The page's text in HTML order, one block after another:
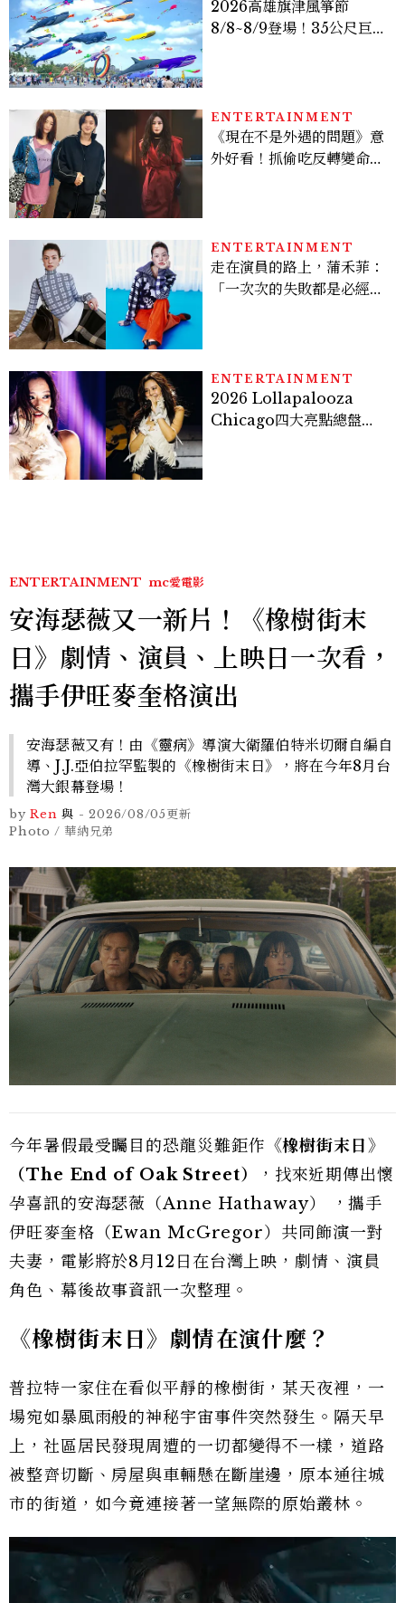
2026高雄旗津風箏節
8/8~8/9登場！35公尺巨大
ENTERTAINMENT
《現在不是外遇的問題》意
外好看！抓偷吃反轉變命
看點懶人包
ENTERTAINMENT
走在演員的路上，蒲禾菲：
「一次次的失敗都是必經過
ENTERTAINMENT
2026 Lollapalooza
Chicago四大亮點總盤
ENTERTAINMENT mc愛電影
安海瑟薇又一新片！《橡樹街末
日》劇情、演員、上映日一次看，
攜手伊旺麥奎格演出
安海瑟薇又有！由《靈病》導演大衛羅伯特米切爾自編自
導、J.J.亞伯拉罕監製的《橡樹街末日》，將在今年8月台
灣大銀幕登場！
by Ren與 -2026/08/05更新
Photo / 華納兄弟
今年暑假最受矚目的恐龍災難鉅作 《橡樹街末日》
（The End of Oak Street）
，找來近期傳出懷
孕喜訊的安海瑟薇（Anne Hathaway） ，攜手
伊旺麥奎格（Ewan McGregor）共同飾演一對
夫妻，電影將於8月12日在台灣上映，劇情、演員
角色、幕後故事資訊一次整理。
《橡樹街末日》劇情在演什麼？
普拉特一家住在看似平靜的橡樹街，某天夜裡，一
場宛如暴風雨般的神秘宇宙事件突然發生。隔天早
上，社區居民發現周遭的一切都變得不一樣，道路
被整齊切斷、房屋與車輛懸在斷崖邊，原本通往城
市的街道，如今竟連接著一望無際的原始叢林。